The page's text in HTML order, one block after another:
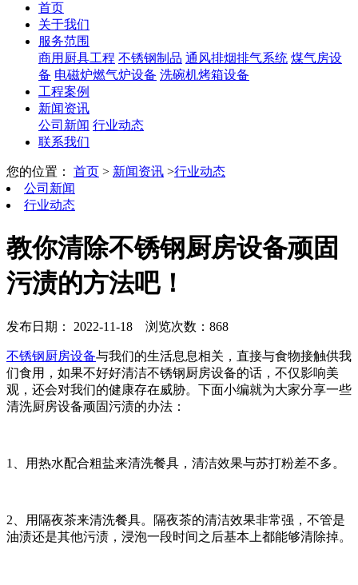
首页
关于我们
服务范围
商用厨具工程 不锈钢制品 通风排烟排气系统 煤气房设
备 电磁炉燃气炉设备 洗碗机烤箱设备
工程案例
新闻资讯
公司新闻 行业动态
联系我们
您的位置： 首页 > 新闻资讯 >行业动态
公司新闻
行业动态
教你清除不锈钢厨房设备顽固
污渍的方法吧！
发布日期： 2022-11-18 浏览次数：868
不锈钢厨房设备与我们的生活息息相关，直接与食物接触供我
们食用，如果不好好清洁不锈钢厨房设备的话，不仅影响美
观，还会对我们的健康存在威胁。下面小编就为大家分享一些
清洗厨房设备顽固污渍的办法：
1、用热水配合粗盐来清洗餐具，清洁效果与苏打粉差不多。
2、用隔夜茶来清洗餐具。隔夜茶的清洁效果非常强，不管是
油渍还是其他污渍，浸泡一段时间之后基本上都能够清除掉。